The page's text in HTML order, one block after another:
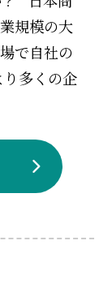
規模の大
で自社の
多くの企